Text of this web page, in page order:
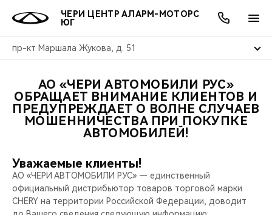
ЧЕРИ ЦЕНТР АЛАРМ-МОТОРС
ЮГ
пр-кт Маршала Жукова, д. 51
МОДЕЛИ
ВСЕ МОДЕЛИ
КРОССОВЕРЫ
СЕДАНЫ
ПОКУПАТЕЛЯМ
ВЫБОР И ПОКУПКА
ВЛАДЕЛЬЦАМ
СЕРВИС
ПОДДЕРЖКА
CHERY CONNECT
МИР CHERY
АКСЕССУАРЫ
CHERY В СОЦСЕТЯХ
ЛЮДИ CHERY
АКЦИИ
ВЫГОДЫ И АКЦИИ
ОНЛАЙН СЕРВИСЫ
ВЫБОР И ПОКУПКА
О КОМПАНИИ
О НАС
АО «ЧЕРИ АВТОМОБИЛИ РУС»
ОБРАЩАЕТ ВНИМАНИЕ КЛИЕНТОВ И
ПРЕДУПРЕЖДАЕТ О ВОЛНЕ СЛУЧАЕВ
МОШЕННИЧЕСТВА ПРИ ПОКУПКЕ
АВТОМОБИЛЕЙ!
Уважаемые клиенты!
АО «ЧЕРИ АВТОМОБИЛИ РУС» — единственный
официальный дистрибьютор товаров торговой марки
CHERY на территории Российской Федерации, доводит